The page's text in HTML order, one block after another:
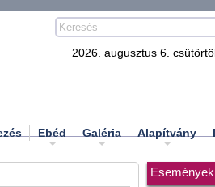
2026. augusztus 6.
Ebéd Galéria Alapítvány
Események